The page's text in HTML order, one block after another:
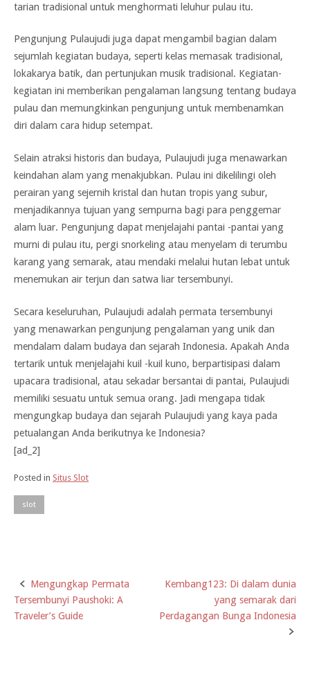
tarian tradisional untuk menghormati leluhur pulau itu.
Pengunjung Pulaujudi juga dapat mengambil bagian dalam
sejumlah kegiatan budaya, seperti kelas memasak tradisional,
lokakarya batik, dan pertunjukan musik tradisional. Kegiatan-
kegiatan ini memberikan pengalaman langsung tentang budaya
pulau dan memungkinkan pengunjung untuk membenamkan
diri dalam cara hidup setempat.
Selain atraksi historis dan budaya, Pulaujudi juga menawarkan
keindahan alam yang menakjubkan. Pulau ini dikelilingi oleh
perairan yang sejernih kristal dan hutan tropis yang subur,
menjadikannya tujuan yang sempurna bagi para penggemar
alam luar. Pengunjung dapat menjelajahi pantai -pantai yang
murni di pulau itu, pergi snorkeling atau menyelam di terumbu
karang yang semarak, atau mendaki melalui hutan lebat untuk
menemukan air terjun dan satwa liar tersembunyi.
Secara keseluruhan, Pulaujudi adalah permata tersembunyi
yang menawarkan pengunjung pengalaman yang unik dan
mendalam dalam budaya dan sejarah Indonesia. Apakah Anda
tertarik untuk menjelajahi kuil -kuil kuno, berpartisipasi dalam
upacara tradisional, atau sekadar bersantai di pantai, Pulaujudi
memiliki sesuatu untuk semua orang. Jadi mengapa tidak
mengungkap budaya dan sejarah Pulaujudi yang kaya pada
petualangan Anda berikutnya ke Indonesia?
[ad_2]
Posted in Situs Slot
slot
Post
navigation
Mengungkap Permata
Tersembunyi Paushoki: A
Traveler’s Guide
Kembang123: Di dalam dunia
yang semarak dari
Perdagangan Bunga Indonesia